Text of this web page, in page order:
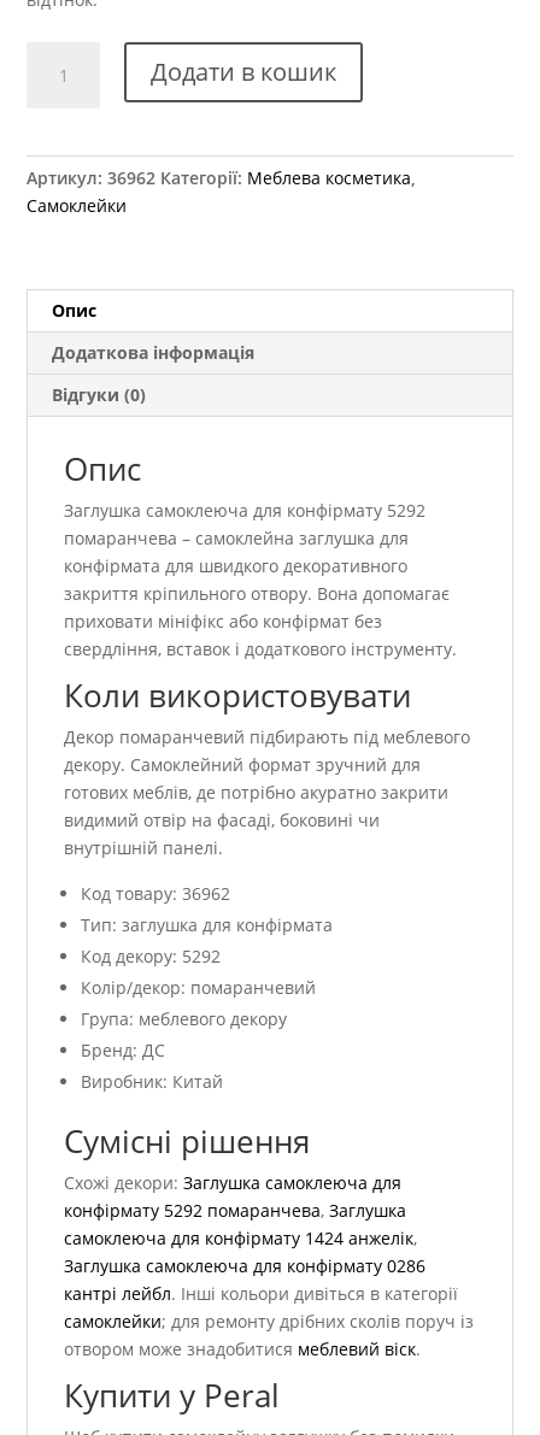
самоклеюча
помаранчева
Додати в кошик
Артикул:36962 Категорії: Меблева косметика
Самоклейки
Опис
Додаткова інформація
Відгуки (0)
Опис
Заглушка самоклеюча для конфірмату 5292
помаранчева – самоклейна заглушка для
конфірмата для швидкого декоративного
закриття кріпильного отвору. Вона допомагає
приховати мініфікс або конфірмат без
свердління, вставок і додаткового інструменту.
Коли використовувати
Декор помаранчевий підбирають під меблевого
декору. Самоклейний формат зручний для
готових меблів, де потрібно акуратно закрити
видимий отвір на фасаді, боковині чи
внутрішній панелі.
Код товару: 36962
Тип: заглушка для конфірмата
Код декору: 5292
Колір/декор: помаранчевий
Група: меблевого декору
Бренд: ДС
Виробник: Китай
Сумісні рішення
Схожі декори:Заглушка самоклеюча для
конфірмату 5292 помаранчева,Заглушка
самоклеюча для конфірмату 1424 анжелік,
Заглушка самоклеюча для конфірмату 0286
кантрі лейбл. Інші кольори дивіться в категорії
самоклейки; для ремонту дрібних сколів поруч із
отвором може знадобитися меблевий віск.
Купити у Peral